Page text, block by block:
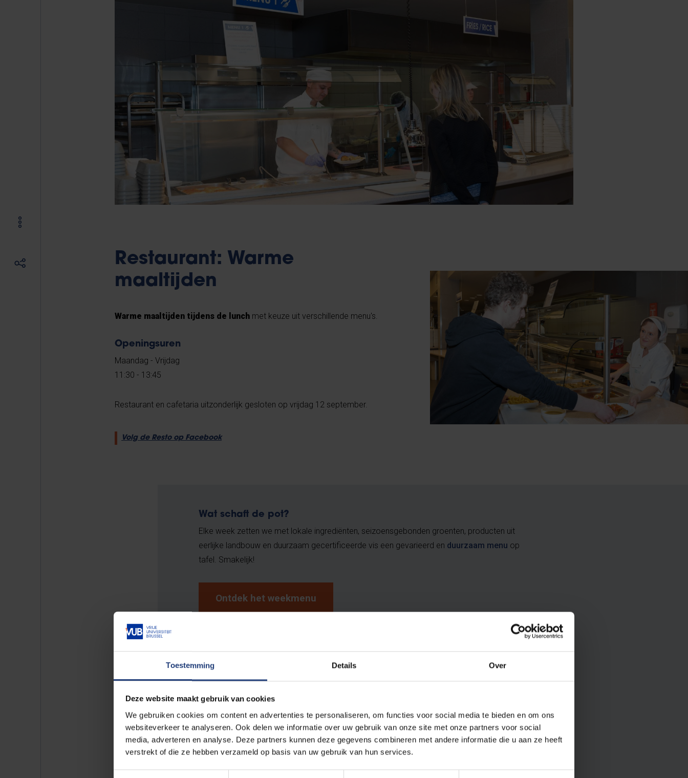
Toestemming Details Over
Deze website maakt gebruik van cookies
We gebruiken cookies om content en advertenties te personaliseren, om functies voor social media te bieden en om ons
websiteverkeer te analyseren. Ook delen we informatie over uw gebruik van onze site met onze partners voor social
media, adverteren en analyse. Deze partners kunnen deze gegevens combineren met andere informatie die u aan ze heeft
verstrekt of die ze hebben verzameld op basis van uw gebruik van hun services.
Restaurant: Warme
maaltijden
Warme maaltijden tijdens de lunch met keuze uit verschillende menu's.
Openingsuren
Maandag - Vrijdag
11:30 - 13:45
Restaurant en cafetaria uitzonderlijk gesloten op vrijdag 12 september.
Volg de Resto op Facebook
Wat schaft de pot?
Elke week zetten we met lokale ingrediënten, seizoensgebonden groenten, producten uit
eerlijke landbouw en duurzaam gecertificeerde vis een gevarieerd en duurzaam menu op
tafel. Smakelijk!
Ontdek het weekmenu
Studenten: € 4,50 - € 6,50
Personeelsleden categorie A: € 5,30 - € 6,50
Bezoekers: € 13,50
Frietjes: + €0,50
Betaalmogelijkheden
Betalen kan met cash, Bancontact, Maestro, VISA, Mastercard, Monizze, Ticket Restaurant en